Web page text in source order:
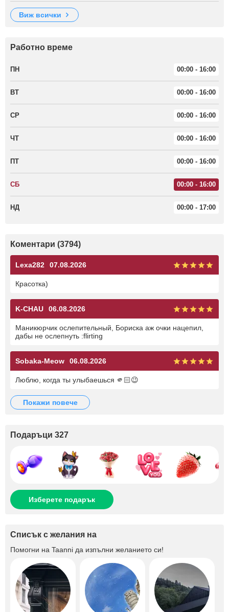
виж всички
Работно време
ПН 00:00 - 16:00
ВТ 00:00 - 16:00
СР 00:00 - 16:00
ЧТ 00:00 - 16:00
ПТ 00:00 - 16:00
СБ 00:00 - 16:00
НД 00:00 - 17:00
Коментари (3794)
Lexa282 07.08.2026
Красотка)
K-CHAU 06.08.2026
Маникюрчик ослепительный, Бориска аж очки нацепил,
дабы не ослепнуть :flirting
Sobaka-Meow 06.08.2026
Люблю, когда ты улыбаешься 🫵🏻😉
покажи повече
Подаръци 327
Изберете подарък
Списък с желания на
Помогни на Taanni да изпълни желанието си!